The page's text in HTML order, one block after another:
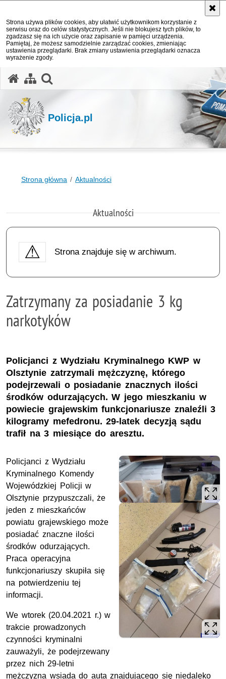
Strona używa plików cookies, aby ułatwić użytkownikom korzystanie z
serwisu oraz do celów statystycznych. Jeśli nie blokujesz tych plików, to
zgadzasz się na ich użycie oraz zapisanie w pamięci urządzenia.
Pamiętaj, że możesz samodzielnie zarządzać cookies, zmieniając
ustawienia przeglądarki. Brak zmiany ustawienia przeglądarki oznacza
wyrażenie zgody.
Policja.pl
Strona główna Aktualności
Aktualności
Strona znajduje się w archiwum.
Zatrzymany za posiadanie 3 kg
narkotyków
Policjanci z Wydziału Kryminalnego KWP w
Olsztynie zatrzymali mężczyznę, którego
podejrzewali o posiadanie znacznych ilości
środków odurzających. W jego mieszkaniu w
powiecie grajewskim funkcjonariusze znaleźli 3
kilogramy mefedronu. 29-latek decyzją sądu
trafił na 3 miesiące do aresztu.
Policjanci z Wydziału
Kryminalnego Komendy
Wojewódzkiej Policji w
Olsztynie przypuszczali, że
jeden z mieszkańców
powiatu grajewskiego może
posiadać znaczne ilości
środków odurzających.
Praca operacyjna
funkcjonariuszy skupiła się
na potwierdzeniu tej
informacji.
We wtorek (20.04.2021 r.) w
trakcie prowadzonych
czynności kryminalni
zauważyli, że podejrzewany
przez nich 29-letni
mężczyzna wsiada do auta znajdującego się niedaleko